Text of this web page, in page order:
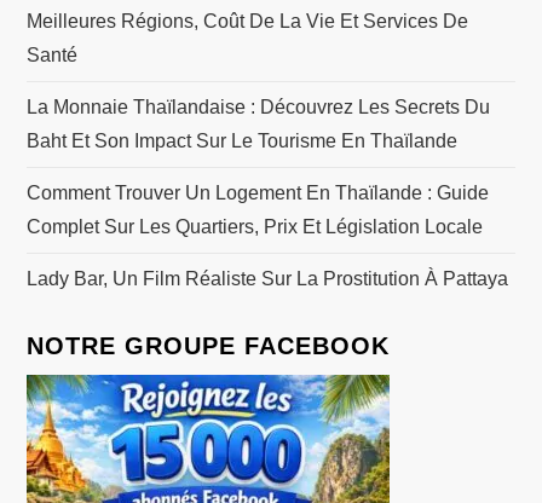
Meilleures Régions, Coût De La Vie Et Services De
Santé
La Monnaie Thaïlandaise : Découvrez Les Secrets Du
Baht Et Son Impact Sur Le Tourisme En Thaïlande
Comment Trouver Un Logement En Thaïlande : Guide
Complet Sur Les Quartiers, Prix Et Législation Locale
Lady Bar, Un Film Réaliste Sur La Prostitution À Pattaya
NOTRE GROUPE FACEBOOK